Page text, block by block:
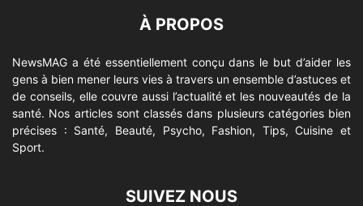
À PROPOS
NewsMAG a été essentiellement conçu dans le but d’aider les
gens à bien mener leurs vies à travers un ensemble d’astuces et
de conseils, elle couvre aussi l’actualité et les nouveautés de la
santé. Nos articles sont classés dans plusieurs catégories bien
précises : Santé, Beauté, Psycho, Fashion, Tips, Cuisine et
Sport.
SUIVEZ NOUS